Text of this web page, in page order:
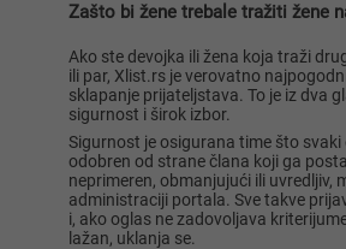
Zašto bi žene trebale tražiti žene
Ako ste devojka ili žena koja traži
ili par, Xlist.rs je verovatno
sklapanje prijateljstava. To je iz dva
sigurnost i širok izbor.
Sigurnost je osigurana time što
odobren od strane člana koji ga
neprimeren, obmanjujući ili uvredljiv,
administraciji portala. Sve takve
i, ako oglas ne zadovoljava
lažan, uklanja se.